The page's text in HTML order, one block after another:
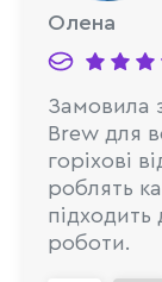
Олена
Замовила
Brew для
горіхові
роблять
підходить
роботи.